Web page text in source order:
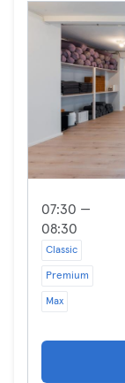
07:30 —
08:30
Classic
Premium
Max